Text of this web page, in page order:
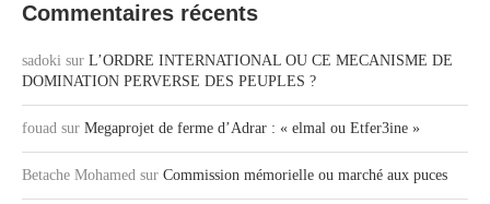
Commentaires récents
sadoki sur L’ORDRE INTERNATIONAL OU CE MECANISME DE
DOMINATION PERVERSE DES PEUPLES ?
fouad sur Megaprojet de ferme d’Adrar : « elmal ou Etfer3ine »
Betache Mohamed sur Commission mémorielle ou marché aux puces